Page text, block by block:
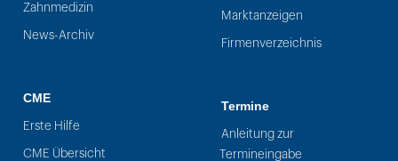
Zahnmedizin
News-Archiv
CME
Erste Hilfe
CME Übersicht
Marktanzeigen
Firmenverzeichnis
Termine
Anleitung zur
Termineingabe